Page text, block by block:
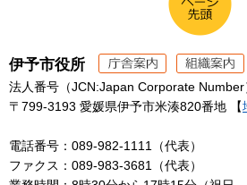
伊予市役所
法人番号（JCN:Japan Corporate
〒799-3193 愛媛県伊予市米湊820番地 【
電話番号：089-982-1111（代表）
ファクス：089-983-3681（代表）